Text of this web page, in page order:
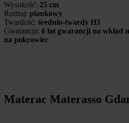
Wysokość: 25 cm
Rodzaj: piankowy
Twardość: średnio-twardy H3
Gwarancja: 6 lat gwarancji na wkład
na pokrowiec
Materac Materasso